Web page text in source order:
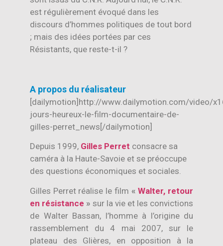
est régulièrement évoqué dans les
discours d’hommes politiques de tout bord
; mais des idées portées par ces
Résistants, que reste-t-il ?
A propos du réalisateur
[dailymotion]http://www.dailymotion.com/video/
jours-heureux-le-film-documentaire-de-
gilles-perret_news[/dailymotion]
Depuis 1999, Gilles Perret consacre sa
caméra à la Haute-Savoie et se préoccupe
des questions économiques et sociales.
Gilles Perret réalise le film «Walter, retour
en résistance » sur la vie et les convictions
de Walter Bassan, l’homme à l’origine du
rassemblement du 4 mai 2007, sur le
plateau des Glières, en opposition à la